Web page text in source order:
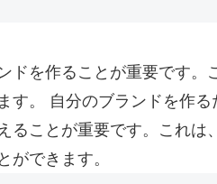
ドを作ることが重要です
す。 自分のブランドを作
ることが重要です。これは
ができます。